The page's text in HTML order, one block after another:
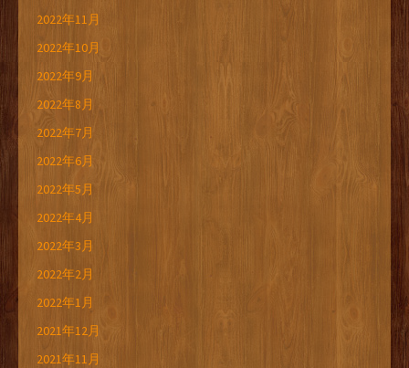
2022年11月
2022年10月
2022年9月
2022年8月
2022年7月
2022年6月
2022年5月
2022年4月
2022年3月
2022年2月
2022年1月
2021年12月
2021年11月